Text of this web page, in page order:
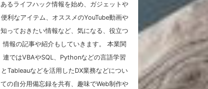
あるライフハック情報を始め、ガジェットや
便利なアイテム、オススメのYouTube動画や
知っておきたい情報など、気になる、役立つ
情報の記事や紹介もしていきます。 本業関
連ではVBAやSQL、Pythonなどの言語学習
とTableauなどを活用したDX業務などについ
ての自分用備忘録を共有、趣味でWeb制作や